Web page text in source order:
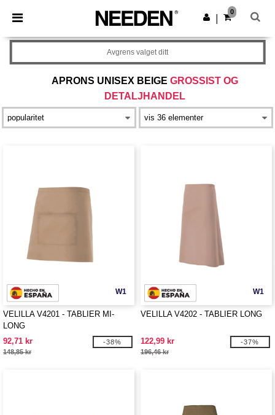
× Needen-app
Bedre priser i appen!
Last ned app
0
APRONS UNISEX BEIGE GROSSIST OG
DETALJHANDEL
Avgrens valget ditt
W1
VELILLA V4201 - TABLIER MI-
LONG
92,71 kr
148,85 kr
-38%
W1
VELILLA V4202 - TABLIER LONG
122,99 kr
196,46 kr
-37%